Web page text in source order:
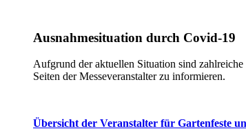
Ausnahmesituation durch Covid-19
Aufgrund der aktuellen Situation sind
Seiten der Messeveranstalter zu informieren.
Übersicht der Veranstalter für Gartenfeste